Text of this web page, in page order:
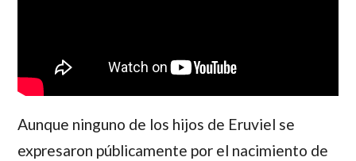
Aunque ninguno de los hijos de Eruviel se
expresaron públicamente por el nacimiento de